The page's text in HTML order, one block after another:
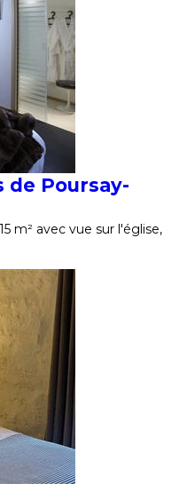
de Poursay-
m² avec vue sur l'église,